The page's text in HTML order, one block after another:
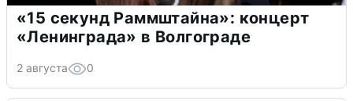
«15 секунд Раммштайна»: концерт
«Ленинграда» в Волгограде
2 августа 0